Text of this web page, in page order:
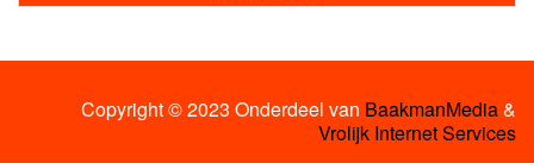
Copyright © 2023 Onderdeel van BaakmanMedia&
Vrolijk Internet Services